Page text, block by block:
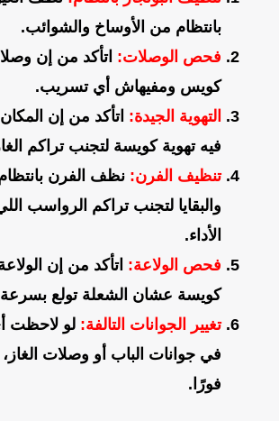
بانتظام من الأوساخ والشوائب.
فحص الوصلات: اتأكد من إن
كويس ومفيهاش أي تسريب.
التهوية الجيدة: اتأكد من إن المكان
فيه تهوية كويسة لتجنب تراكم
تنظيف الفرن: نظف الفرن
والبقايا لتجنب تراكم الرواسب
الأداء.
فحص الولاعة: اتأكد من إن
كويسة عشان الشعلة تولع
تغيير الجوانات التالفة: لو لاحظت
في جوانات الباب أو وصلات
فورًا.